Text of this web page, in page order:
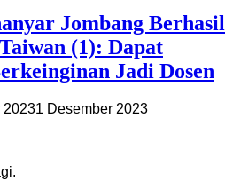
Jombang Berhasil
(1): Dapat
Jadi Dosen
20231 Desember 2023